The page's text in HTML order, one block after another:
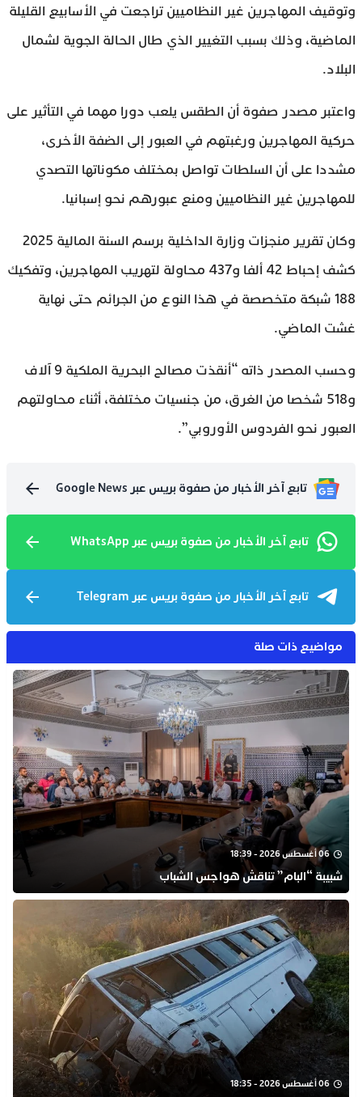
وتوقيف المهاجرين غير النظاميين تراجعت في الأسابيع القليلة
الماضية، وذلك بسبب التغيير الذي طال الحالة الجوية لشمال
البلاد.
واعتبر مصدر صفوة أن الطقس يلعب دورا مهما في التأثير على
حركية المهاجرين ورغبتهم في العبور إلى الضفة الأخرى،
مشددا على أن السلطات تواصل بمختلف مكوناتها التصدي
للمهاجرين غير النظاميين ومنع عبورهم نحو إسبانيا.
وكان تقرير منجزات وزارة الداخلية برسم السنة المالية 2025
كشف إحباط 42 ألفا و437 محاولة لتهريب المهاجرين، وتفكيك
188 شبكة متخصصة في هذا النوع من الجرائم حتى نهاية
غشت الماضي.
وحسب المصدر ذاته “أنقذت مصالح البحرية الملكية 9 آلاف
و518 شخصا من الغرق، من جنسيات مختلفة، أثناء محاولتهم
العبور نحو الفردوس الأوروبي”.
تابع آخر الأخبار من صفوة بريس عبر Google News
تابع آخر الأخبار من صفوة بريس عبر WhatsApp
تابع آخر الأخبار من صفوة بريس عبر Telegram
مواضيع ذات صلة
06 أغسطس 2026 - 18:39
شبيبة “البام” تناقش هواجس الشباب
06 أغسطس 2026 - 18:35